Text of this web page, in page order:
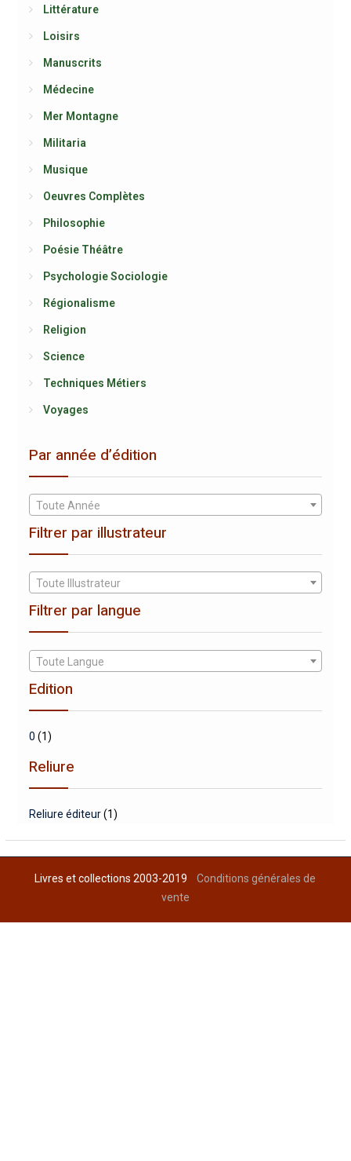
Littérature
Loisirs
Manuscrits
Médecine
Mer Montagne
Militaria
Musique
Oeuvres Complètes
Philosophie
Poésie Théâtre
Psychologie Sociologie
Régionalisme
Religion
Science
Techniques Métiers
Voyages
Par année d’édition
Toute Année
Filtrer par illustrateur
Toute Illustrateur
Filtrer par langue
Toute Langue
Edition
0 (1)
Reliure
Reliure éditeur (1)
Livres et collections 2003-2019Conditions générales de
vente